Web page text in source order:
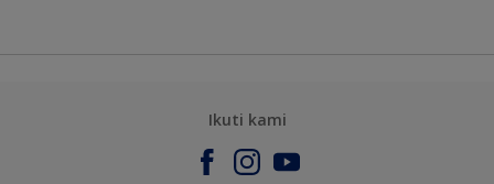
Ikuti kami